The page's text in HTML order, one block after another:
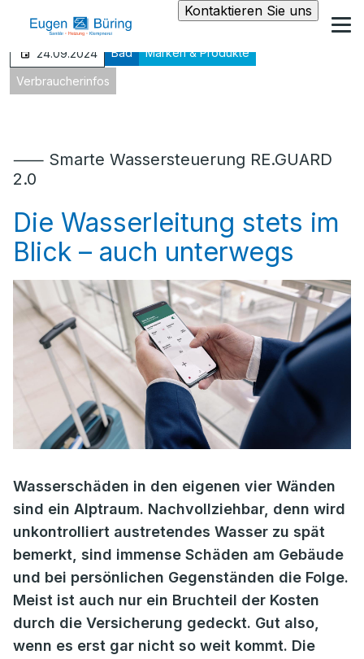
Kontaktieren Sie uns
24.09.2024 Bad Marken & Produkte
Verbraucherinfos
⸺ Smarte Wassersteuerung RE.GUARD
2.0
Die Wasserleitung stets im
Blick – auch unterwegs
Wasserschäden in den eigenen vier Wänden
sind ein Alptraum. Nachvollziehbar, denn wird
unkontrolliert austretendes Wasser zu spät
bemerkt, sind immense Schäden am Gebäude
und bei persönlichen Gegenständen die Folge.
Meist ist auch nur ein Bruchteil der Kosten
durch die Versicherung gedeckt. Gut also,
wenn es erst gar nicht so weit kommt. Die